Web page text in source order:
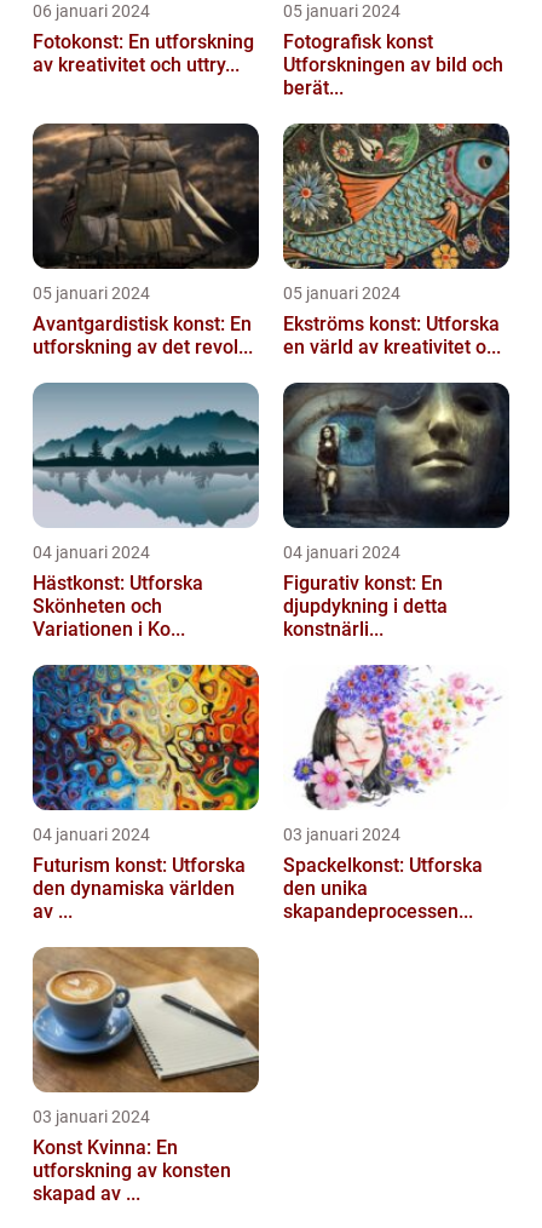
06 januari 2024
Fotokonst: En utforskning
av kreativitet och uttry...
05 januari 2024
Fotografisk konst
Utforskningen av bild och
berät...
05 januari 2024
Avantgardistisk konst: En
utforskning av det revol...
05 januari 2024
Ekströms konst: Utforska
en värld av kreativitet o...
04 januari 2024
Hästkonst: Utforska
Skönheten och
Variationen i Ko...
04 januari 2024
Figurativ konst: En
djupdykning i detta
konstnärli...
04 januari 2024
Futurism konst: Utforska
den dynamiska världen
av ...
03 januari 2024
Spackelkonst: Utforska
den unika
skapandeprocessen...
03 januari 2024
Konst Kvinna: En
utforskning av konsten
skapad av ...